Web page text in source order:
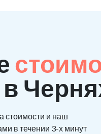
стоимости и наш
в течении 3-х минут